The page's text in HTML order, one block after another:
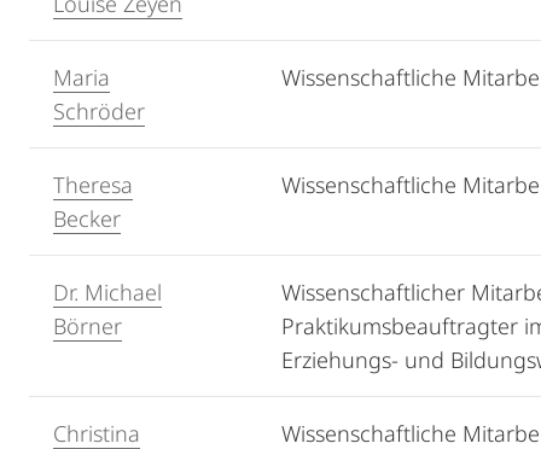
Maria
Schröder
Wissenschaftliche
Theresa
Becker
Wissenschaftliche
Dr. Michael
Börner
Wissenschaftlicher
Praktikumsbeauftragter
Erziehungs- und
Christina
Wissenschaftliche